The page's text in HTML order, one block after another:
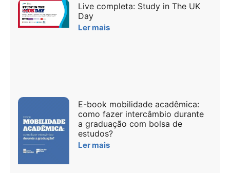
Live completa: Study in The UK
Day
Ler mais
E-book mobilidade acadêmica:
como fazer intercâmbio durante
a graduação com bolsa de
estudos?
Ler mais